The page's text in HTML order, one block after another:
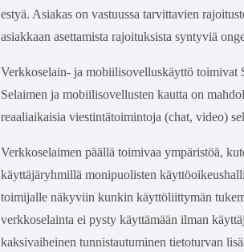
estyä. Asiakas on vastuussa tarvittavien
asiakkaan asettamista rajoituksista syntyviä
Verkkoselain- ja mobiilisovelluskäyttö toimivat
Selaimen ja mobiilisovellusten kautta on
reaaliaikaisia viestintätoimintoja (chat, video)
Verkkoselaimen päällä toimivaa ympäristöä,
käyttäjäryhmillä monipuolisten
toimijalle näkyviin kunkin käyttöliittymän
verkkoselainta ei pysty käyttämään ilman
kaksivaiheinen tunnistautuminen tietoturvan